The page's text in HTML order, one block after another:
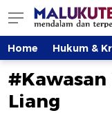
Terkini,
Home Hukum &
Liang